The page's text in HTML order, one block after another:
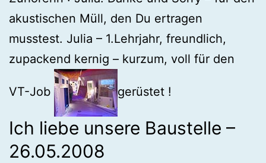
akustischen Müll, den Du ertragen
musstest. Julia – 1.Lehrjahr, freundlich,
zupackend kernig – kurzum, voll für den
VT-Job gerüstet !
Ich liebe unsere Baustelle –
26.05.2008